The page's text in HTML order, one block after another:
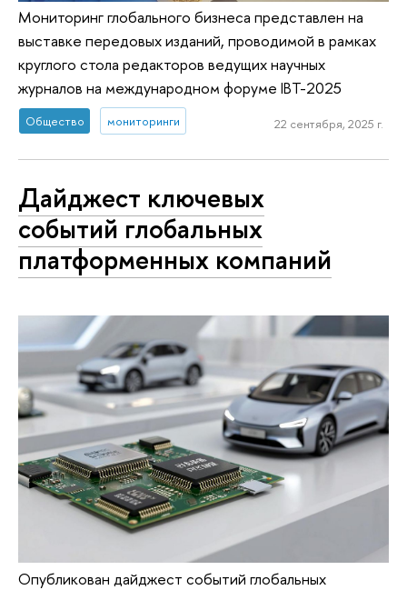
Мониторинг глобального бизнеса представлен на
выставке передовых изданий, проводимой в рамках
круглого стола редакторов ведущих научных
журналов на международном форуме IBT-2025
Общество мониторинги 22 сентября, 2025 г.
Дайджест ключевых
событий глобальных
платформенных компаний
Опубликован дайджест событий глобальных